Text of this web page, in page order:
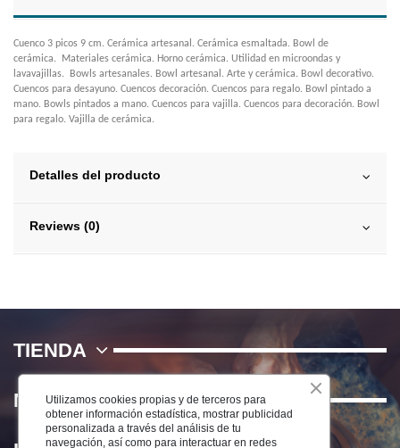
Cuenco 3 picos 9 cm. Cerámica artesanal. Cerámica esmaltada. Bowl de
cerámica. Materiales cerámica. Horno cerámica. Utilidad en microondas y
lavavajillas. Bowls artesanales. Bowl artesanal. Arte y cerámica. Bowl decorativo.
Cuencos para desayuno. Cuencos decoración. Cuencos para regalo. Bowl pintado a
mano. Bowls pintados a mano. Cuencos para vajilla. Cuencos para decoración. Bowl
para regalo. Vajilla de cerámica.
Detalles del producto
Reviews (0)
TIENDA
NOSOTROS
Utilizamos cookies propias y de terceros para
obtener información estadística, mostrar publicidad
personalizada a través del análisis de tu
navegación, así como para interactuar en redes